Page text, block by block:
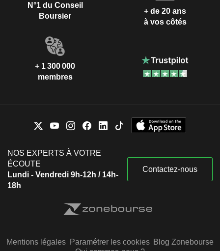
N°1 du Conseil
Boursier
+ de 20 ans
à vos côtés
+ 1 300 000
membres
NOS EXPERTS À VOTRE
ÉCOUTE
Lundi - Vendredi 9h-12h / 14h-
18h
Contactez-nous
Mentions légales Paramétrer les cookies Blog Zonebourse